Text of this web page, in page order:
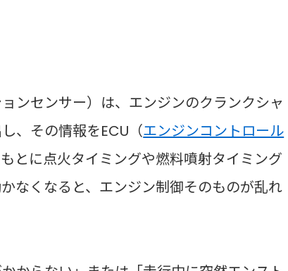
ンセンサー）は、エンジンのクランクシャ
、その情報をECU（エンジンコントロール
とに点火タイミングや燃料噴射タイミング
なくなると、エンジン制御そのものが乱れ